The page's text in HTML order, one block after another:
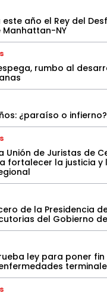
este año el Rey del
Manhattan-NY
rumbo al
¿paraíso o infierno?
Unión de Juristas de
fortalecer la justicia y
de la Presidencia
del Gobierno
ley para poner